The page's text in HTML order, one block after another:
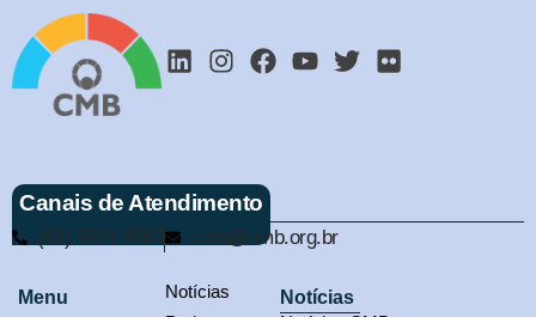
Canais de Atendimento
(61) 3321-9563 cmb@cmb.org.br
Menu
Notícias
Notícias